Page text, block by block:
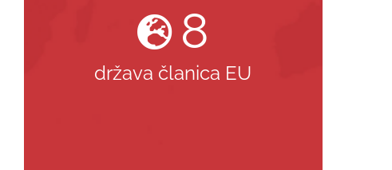
8
država članica EU